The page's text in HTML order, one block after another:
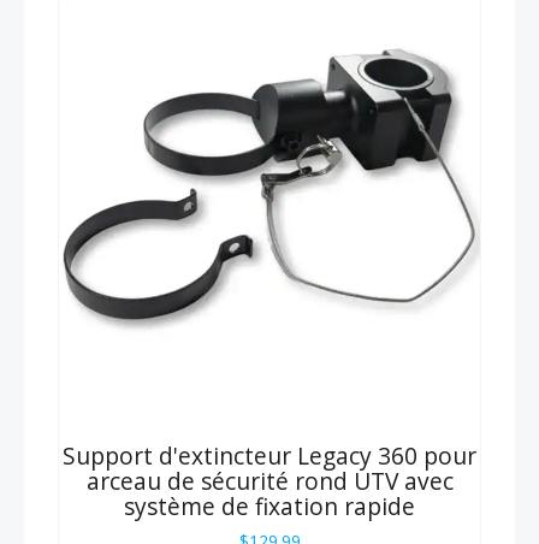
Support d'extincteur Legacy 360 pour
arceau de sécurité rond UTV avec
système de fixation rapide